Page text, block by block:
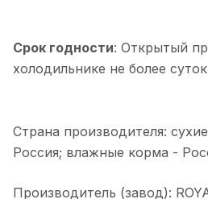
Срок годности: Открытый
холодильнике не более
Страна производителя:
Россия; влажные корма -
Производитель (завод):